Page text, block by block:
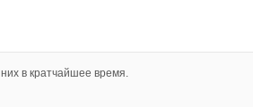
в кратчайшее время.